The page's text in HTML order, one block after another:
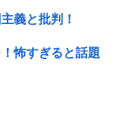
義と批判！
怖すぎると話題